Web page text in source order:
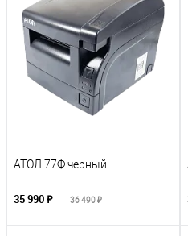
АТОЛ 77Ф черный
35 990 ₽ 36 490 ₽